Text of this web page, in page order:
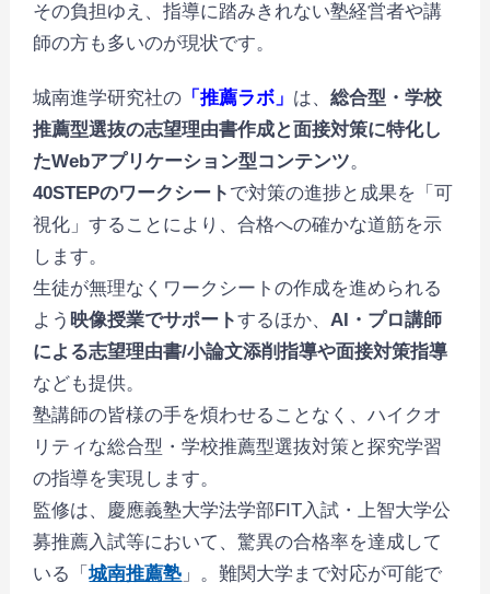
その負担ゆえ、指導に踏みきれない塾経営者や講
師の方も多いのが現状です。
城南進学研究社の 「推薦ラボ」 は、総合型・学校
推薦型選抜の志望理由書作成と面接対策に特化し
たWebアプリケーション型コンテンツ。
40STEPのワークシート で対策の進捗と成果を「可
視化」することにより、合格への確かな道筋を示
します。
生徒が無理なくワークシートの作成を進められる
よう 映像授業でサポートするほか、AI・プロ講師
による志望理由書/小論文添削指導や面接対策指導
なども提供。
塾講師の皆様の手を煩わせることなく、ハイクオ
リティな総合型・学校推薦型選抜対策と探究学習
の指導を実現します。
監修は、慶應義塾大学法学部FIT入試・上智大学公
募推薦入試等において、驚異の合格率を達成して
いる「城南推薦塾 」。難関大学まで対応が可能で